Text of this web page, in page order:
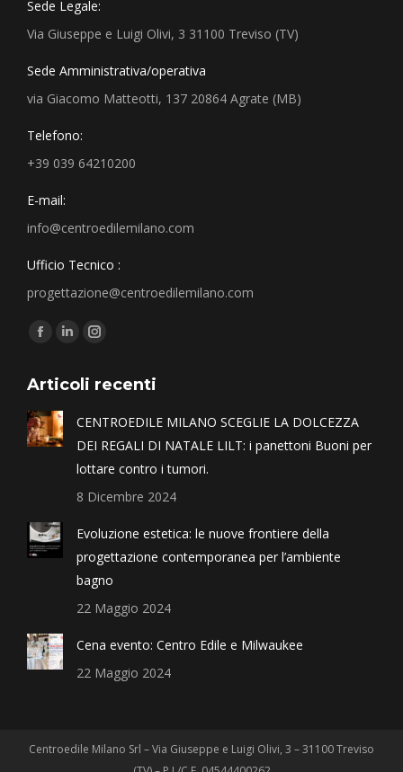
Sede Legale:
Via Giuseppe e Luigi Olivi, 3 31100 Treviso (TV)
Sede Amministrativa/operativa
via Giacomo Matteotti, 137 20864 Agrate (MB)
Telefono:
+39 039 64210200
E-mail:
info@centroedilemilano.com
Ufficio Tecnico :
progettazione@centroedilemilano.com
Find us on:
Articoli recenti
CENTROEDILE MILANO SCEGLIE LA DOLCEZZA
DEI REGALI DI NATALE LILT: i panettoni Buoni per
lottare contro i tumori.
8 Dicembre 2024
Evoluzione estetica: le nuove frontiere della
progettazione contemporanea per l’ambiente
bagno
22 Maggio 2024
Cena evento: Centro Edile e Milwaukee
22 Maggio 2024
Centroedile Milano Srl – Via Giuseppe e Luigi Olivi, 3 – 31100 Treviso